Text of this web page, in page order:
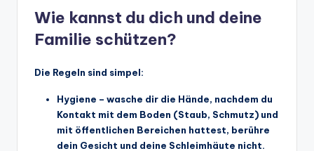
Wie kannst du dich und deine
Familie schützen?
Die Regeln sind simpel:
Hygiene – wasche dir die Hände, nachdem du
Kontakt mit dem Boden (Staub, Schmutz) und
mit öffentlichen Bereichen hattest, berühre
dein Gesicht und deine Schleimhäute nicht.